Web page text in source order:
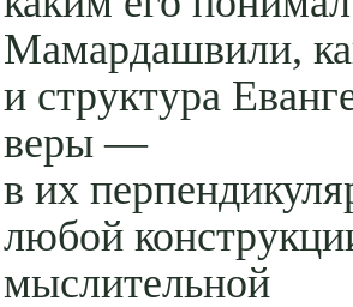
Мамардашвили,
и структура
веры —
в их
любой
мыслительной